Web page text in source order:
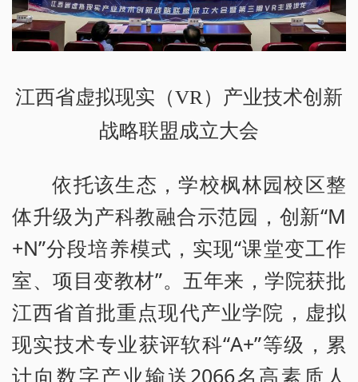
江西省虚拟现实（VR）产业技术创新
战略联盟成立大会
依托该生态，学校枫林园校区整
体升级为产科教融合示范园，创新“M
+N”分段培养模式，实现“课堂变工作
室、项目变教材”。五年来，学院获批
江西省首批重点现代产业学院，虚拟
现实技术专业获评软科“A+”等级，累
计向数字产业输送2066名高素质人